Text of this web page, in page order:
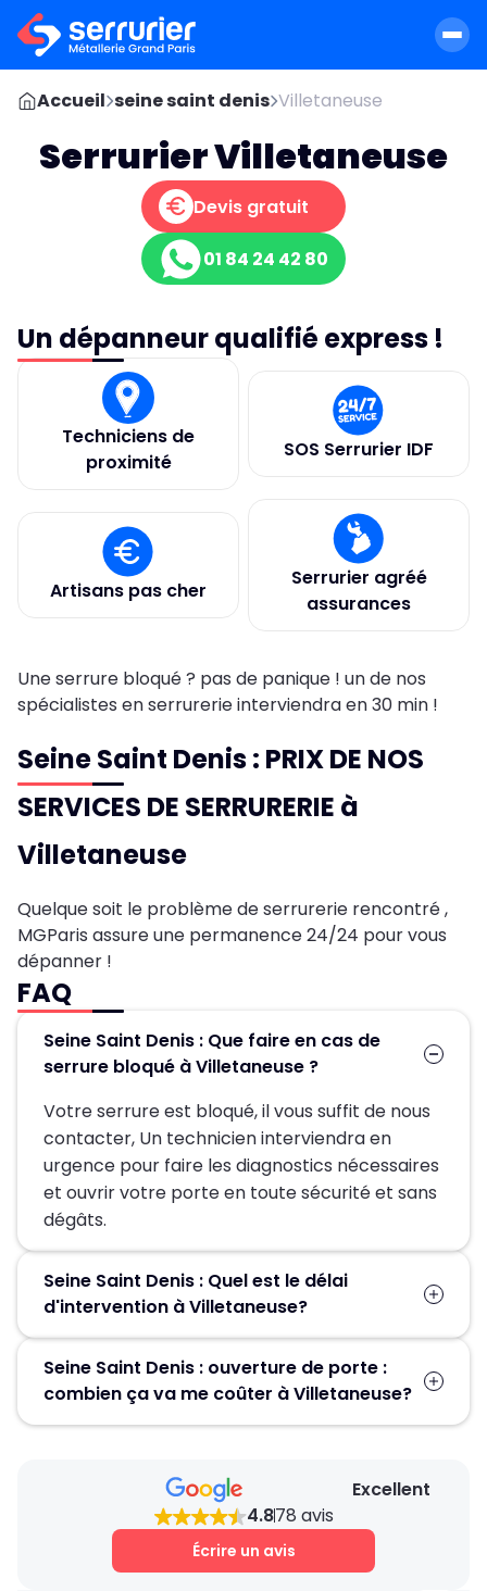
Accueil seine saint denis Villetaneuse
Serrurier Villetaneuse
Devis gratuit
01 84 24 42 80
Un dépanneur qualifié express !
Techniciens de
proximité
SOS Serrurier IDF
Artisans pas cher
Serrurier agréé
assurances
Une serrure bloqué ? pas de panique ! un de nos
spécialistes en serrurerie interviendra en 30 min !
Seine Saint Denis : PRIX DE NOS
SERVICES DE SERRURERIE à
Villetaneuse
Quelque soit le problème de serrurerie rencontré ,
MGParis assure une permanence 24/24 pour vous
dépanner !
FAQ
Seine Saint Denis : Que faire en cas de
serrure bloqué à Villetaneuse ?
Votre serrure est bloqué, il vous suffit de nous
contacter, Un technicien interviendra en
urgence pour faire les diagnostics nécessaires
et ouvrir votre porte en toute sécurité et sans
dégâts.
Seine Saint Denis : Quel est le délai
d'intervention à Villetaneuse?
technicien sera chez-vous en 30 min pour
vous dépanner.
Seine Saint Denis : ouverture de porte :
combien ça va me coûter à Villetaneuse?
devis détaillé et gratuit vous sera proposé sur
place après avoir estimé la charge du travail
Excellent
4.878 avis
Écrire un avis